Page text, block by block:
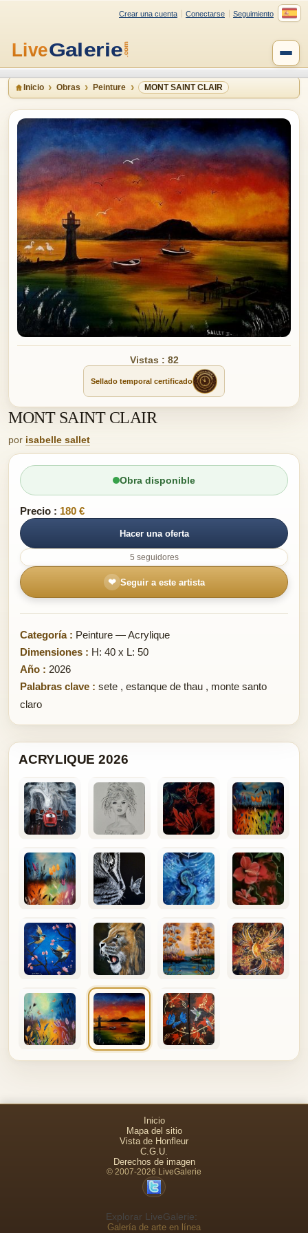
Crear una cuenta Conectarse Seguimiento
Inicio Obras Peinture MONT SAINT CLAIR
Vistas : 82
Sellado temporal certificado
MONT SAINT CLAIR
por isabelle sallet
Obra disponible
Precio : 180 €
Hacer una oferta
5 seguidores
❤ Seguir a este artista
Categoría : Peinture — Acrylique
Dimensiones : H: 40 x L: 50
Año : 2026
Palabras clave : sete , estanque de thau , monte santo
claro
ACRYLIQUE 2026
Inicio
Mapa del sitio
Vista de Honfleur
C.G.U.
Derechos de imagen
© 2007-2026 LiveGalerie
Explorar LiveGalerie:
Galería de arte en línea